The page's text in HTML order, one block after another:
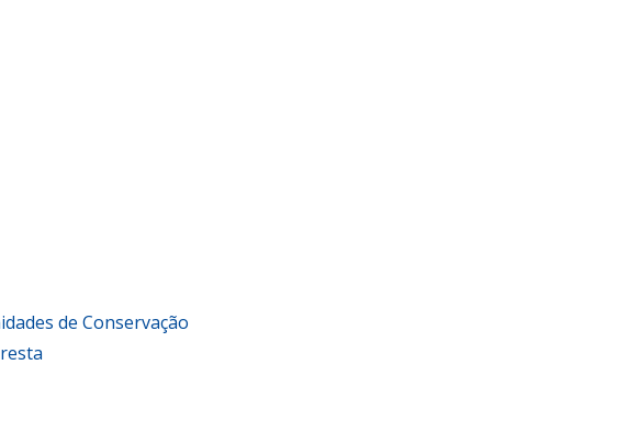
de Conservação